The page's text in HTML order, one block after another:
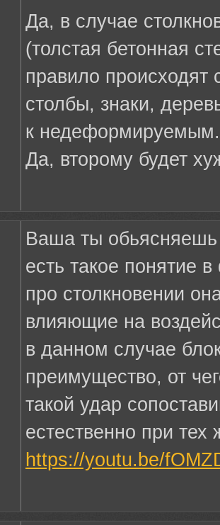
Да, в случае
(толстая бетонная
правило
столбы, знаки,
к
Да, второму будет
Ваша ты
есть такое понятие
про столкновении
влияющие на
в данном случае
преимущество, от
такой удар
естественно при
https://youtu.be/